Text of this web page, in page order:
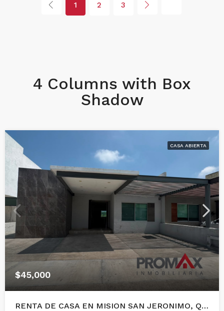
1 2 3
4 Columns with Box
Shadow
CASA ABIERTA
$45,000
RENTA DE CASA EN MISION SAN JERONIMO, QUERETARO